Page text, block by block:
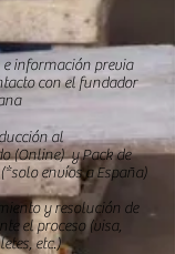
información previa
con el fundador
al
(Online) y Pack de
envíos a España)
y resolución de
el proceso (visa,
etc.)